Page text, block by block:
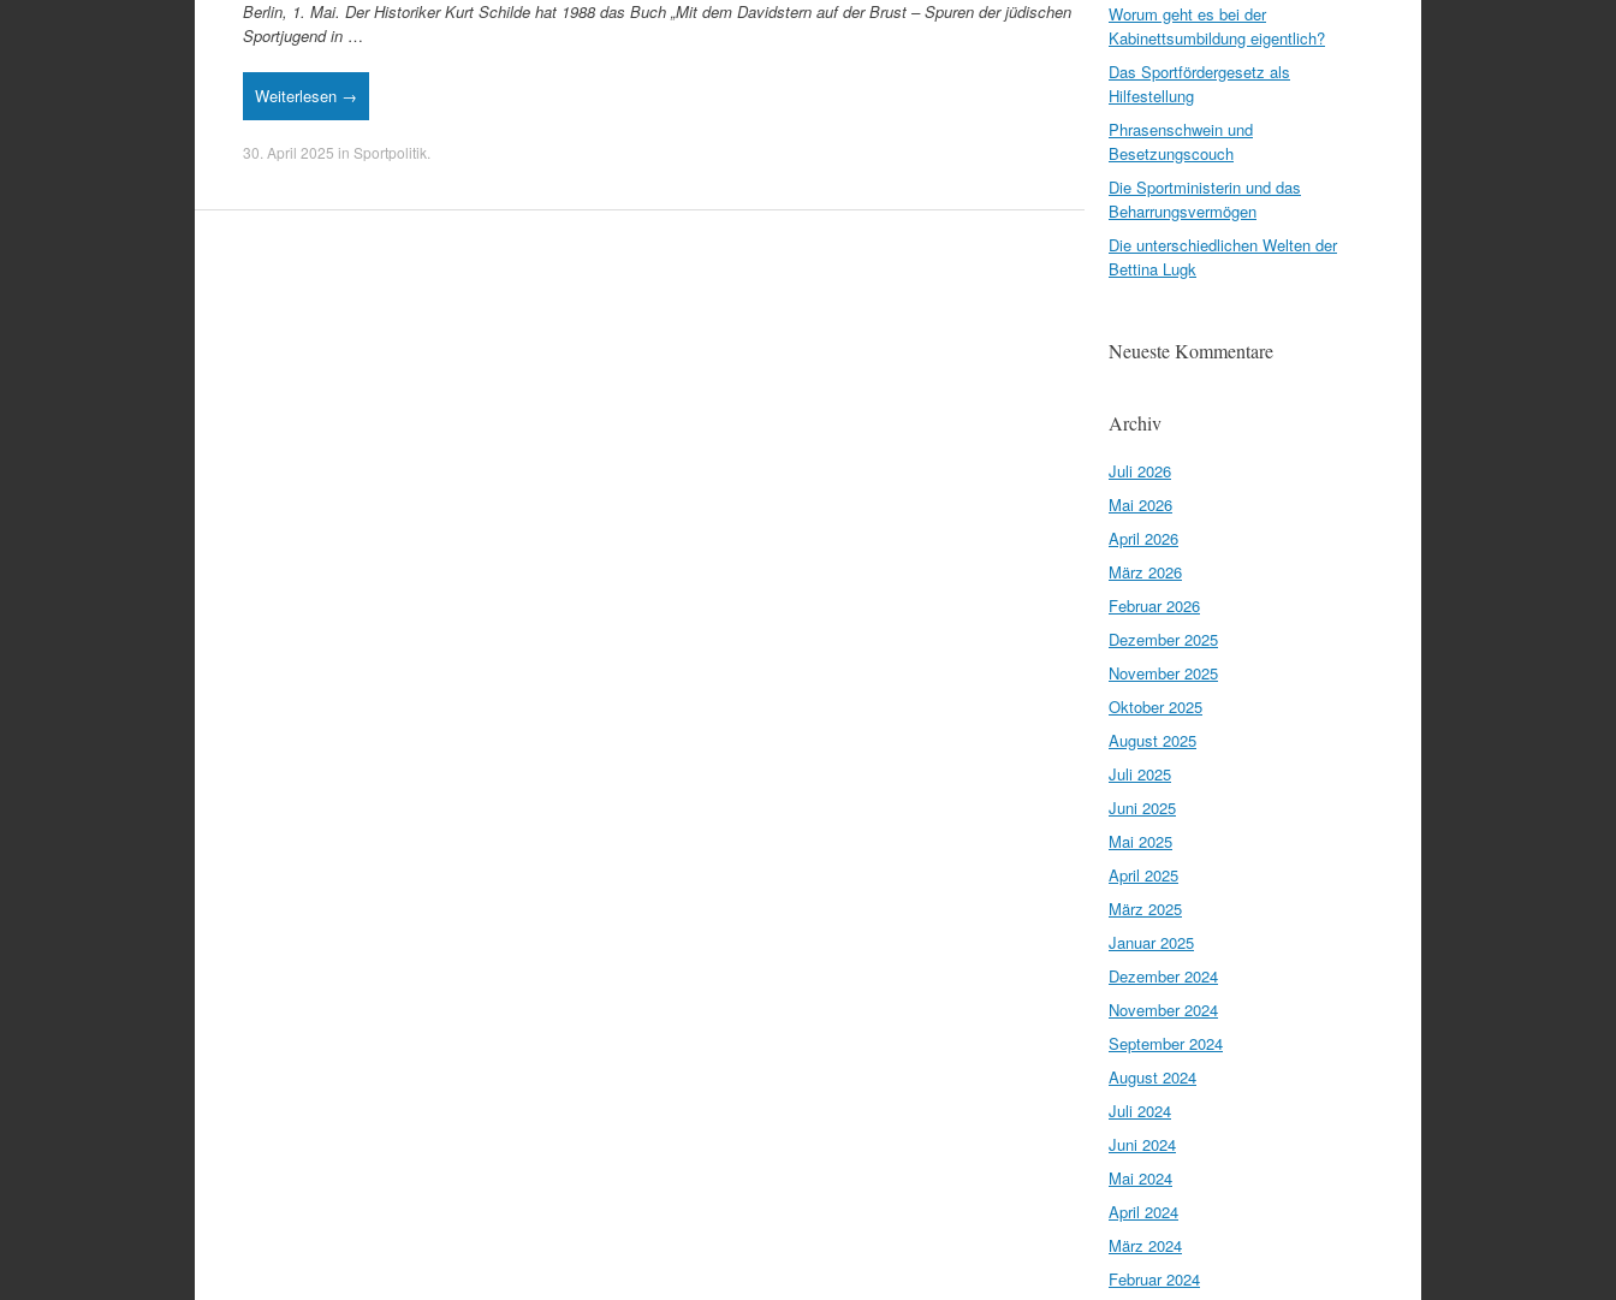
Berlin, 1. Mai. Der Historiker Kurt Schilde hat 1988 das Buch „Mit dem Davidstern auf der Brust – Spuren der jüdischen
Sportjugend in …
Weiterlesen →
30. April 2025 in Sportpolitik
Worum geht es bei der
Kabinettsumbildung eigentlich?
Das Sportfördergesetz als
Hilfestellung
Phrasenschwein und
Besetzungscouch
Die Sportministerin und das
Beharrungsvermögen
Die unterschiedlichen Welten der
Bettina Lugk
Neueste Kommentare
Archiv
Juli 2026
Mai 2026
April 2026
März 2026
Februar 2026
Dezember 2025
November 2025
Oktober 2025
August 2025
Juli 2025
Juni 2025
Mai 2025
April 2025
März 2025
Januar 2025
Dezember 2024
November 2024
September 2024
August 2024
Juli 2024
Juni 2024
Mai 2024
April 2024
März 2024
Februar 2024